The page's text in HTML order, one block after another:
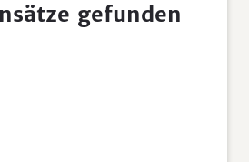
gefunden